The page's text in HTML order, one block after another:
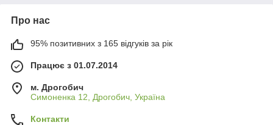
Про нас
95% позитивних з 165 відгуків за рік
Працює з 01.07.2014
м. Дрогобич
Симоненка 12, Дрогобич, Україна
Контакти